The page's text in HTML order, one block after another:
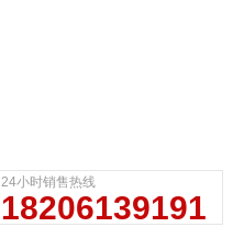
24小时销售热线
18206139191